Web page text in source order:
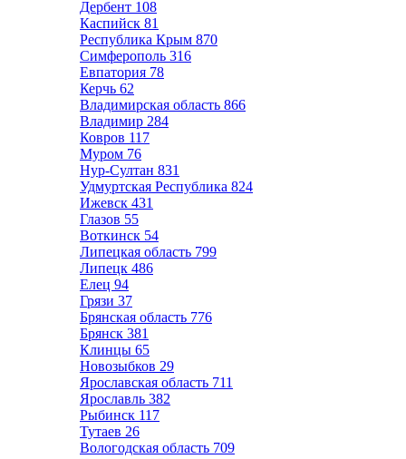
Дербент 108
Каспийск 81
Республика Крым 870
Симферополь 316
Евпатория 78
Керчь 62
Владимирская область 866
Владимир 284
Ковров 117
Муром 76
Нур-Султан 831
Удмуртская Республика 824
Ижевск 431
Глазов 55
Воткинск 54
Липецкая область 799
Липецк 486
Елец 94
Грязи 37
Брянская область 776
Брянск 381
Клинцы 65
Новозыбков 29
Ярославская область 711
Ярославль 382
Рыбинск 117
Тутаев 26
Вологодская область 709